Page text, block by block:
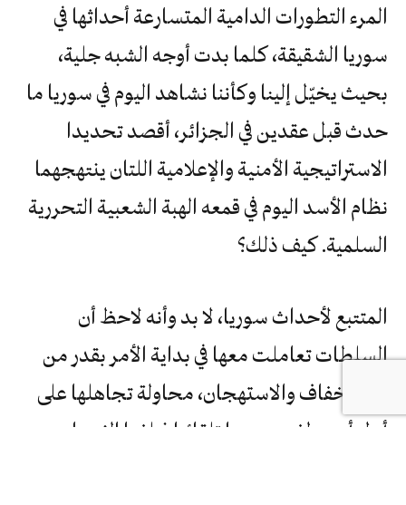
المرء التطورات الدامية المتسارعة أحداثها في
سوريا الشقيقة، كلما بدت أوجه الشبه جلية،
بحيث يخيّل إلينا وكأننا نشاهد اليوم في سوريا ما
حدث قبل عقدين في الجزائر، أقصد تحديدا
الاستراتيجية الأمنية والإعلامية اللتان ينتهجهما
نظام الأسد اليوم في قمعه الهبة الشعبية التحررية
السلمية. كيف ذلك؟
المتتبع لأحداث سوريا، لا بد وأنه لاحظ أن
السلطات تعاملت معها في بداية الأمر بقدر من
الاستخفاف والاستهجان، محاولة تجاهلها على
أمل أن ينطفئ وهجها تلقائيا فيلفها النسيان،